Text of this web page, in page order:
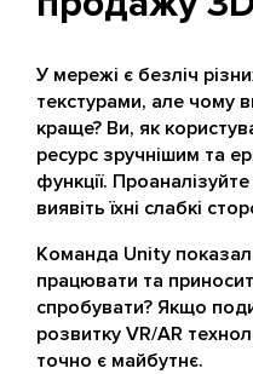
У мережі є безліч
текстурами, але чому
краще? Ви, як
ресурс зручнішим та
функції.
виявіть їхні слабкі
Команда Unity
працювати та
спробувати? Якщо
розвитку VR/AR
точно є майбутнє.